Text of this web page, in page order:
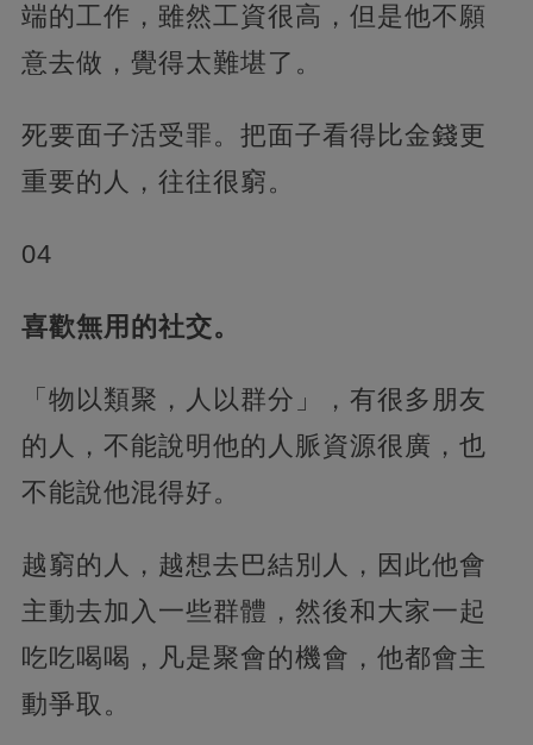
端的工作，雖然工資很高，但是他不願
意去做，覺得太難堪了。
死要面子活受罪。把面子看得比金錢更
重要的人，往往很窮。
04
喜歡無用的社交。
「物以類聚，人以群分」，有很多朋友
的人，不能說明他的人脈資源很廣，也
不能說他混得好。
越窮的人，越想去巴結別人，因此他會
主動去加入一些群體，然後和大家一起
吃吃喝喝，凡是聚會的機會，他都會主
動爭取。